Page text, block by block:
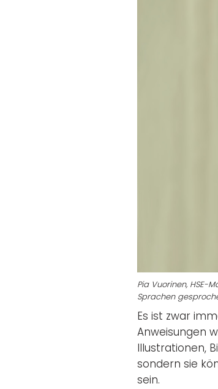
Pia Vuorinen, HSE-
Sprachen
Es ist zwar
Anweisungen
Illustrationen,
sondern sie
sein.